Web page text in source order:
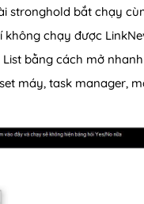
stronghold bắt chạy
chạy được
bằng cách mở
máy, task manager,